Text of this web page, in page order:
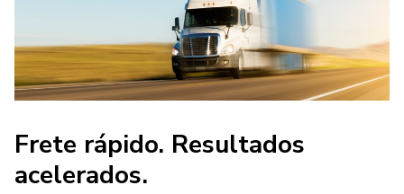
Frete rápido. Resultados
acelerados.